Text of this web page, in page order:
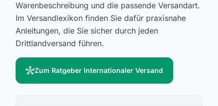
Warenbeschreibung und die passende Versandart.
Im Versandlexikon finden Sie dafür praxisnahe
Anleitungen, die Sie sicher durch jeden
Drittlandversand führen.
hubZum Ratgeber Internationaler Versand